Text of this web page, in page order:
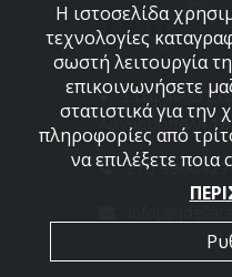
Στεφάνου
Αργυρούπολη
210
Η ιστοσελίδα
τεχνολογίες
σωστή λειτουργία
επικοινωνήσετε
στατιστικά για την
πληροφορίες από
να επιλέξετε ποια